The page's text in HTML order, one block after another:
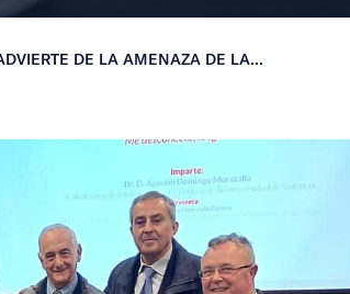
DE LA AMENAZA DE LA...